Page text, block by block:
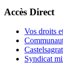
Accès Direct
Vos droits
Syndicat